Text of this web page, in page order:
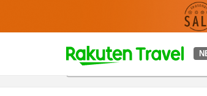
t
p
개요객실 & 숙박 상품이용 후기 하이